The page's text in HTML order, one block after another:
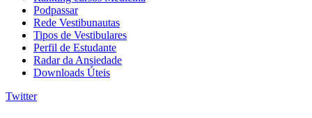
Podpassar
Rede Vestibunautas
Tipos de Vestibulares
Perfil de Estudante
Radar da Ansiedade
Downloads Úteis
Twitter